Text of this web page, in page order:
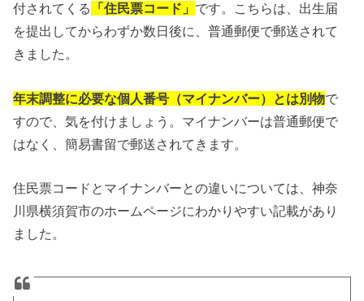
付されてくる
「住民票コード」 です。こちらは、出生届
を提出してからわずか数日後に、普通郵便で郵送されて
きました。
年末調整に必要な個人番号（マイナンバー）とは別物で
すので、気を付けましょう。マイナンバーは普通郵便で
はなく、簡易書留で郵送されてきます。
住民票コードとマイナンバーとの違いについては、神奈
川県横須賀市のホームページにわかりやすい記載があり
ました。